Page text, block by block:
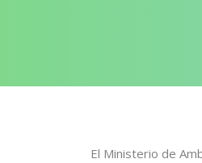
El Ministerio de